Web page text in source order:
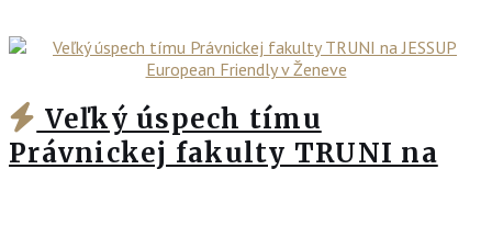
Veľký úspech tímu
Právnickej fakulty TRUNI na